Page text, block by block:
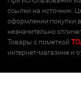
ссылки на источник.
оформлении покупки
незначительно
Товары с пометкой
интернет-магазине и